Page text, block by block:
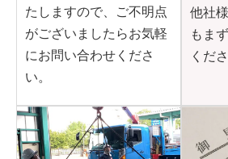
たしますので、ご不明点
がございましたらお気軽
にお問い合わせくださ
い。
他社
もま
くだ